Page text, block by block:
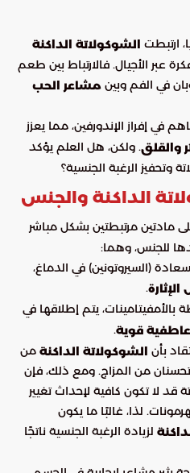
ارتبطت الشوكولاتة الداكنة
عبر الأجيال. فالارتباط بين طعم
في الفم وبين مشاعر الحب
في إفراز الإندورفين، مما يعزز
والقلق. ولكن، هل العلم يؤكد
وتحفيز الرغبة الجنسية؟
الداكنة والجنس
مادتين مرتبطتين بشكل مباشر
للجنس، وهما:
(السيروتونين) في الدماغ،
.
بالأمفيتامينات، يتم إطلاقها في
قوية.
بأن الشوكولاتة الداكنة من
تحسنان من المزاج. ومع ذلك، فإن
قد لا تكون كافية لإحداث تغيير
لذا، غالبًا ما يكون
لزيادة الرغبة الجنسية ناتجًا